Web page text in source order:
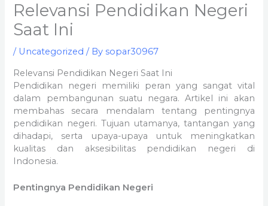
Relevansi Pendidikan Negeri
Saat Ini
/ Uncategorized / Bysopar30967
Relevansi Pendidikan Negeri Saat Ini
Pendidikan negeri memiliki peran yang sangat vital
dalam pembangunan suatu negara. Artikel ini akan
membahas secara mendalam tentang pentingnya
pendidikan negeri. Tujuan utamanya, tantangan yang
dihadapi, serta upaya-upaya untuk meningkatkan
kualitas dan aksesibilitas pendidikan negeri di
Indonesia.
Pentingnya Pendidikan Negeri